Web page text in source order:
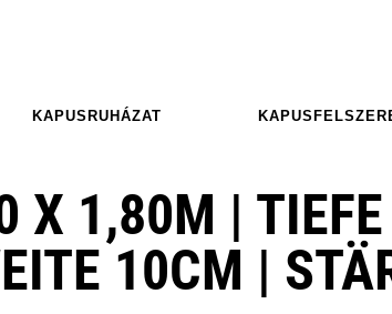
KAPUSRUHÁZAT
X 1,80M |
10CM |